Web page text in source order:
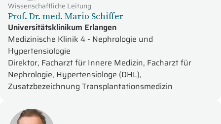
Wissenschaftliche Leitung
Prof. Dr. med. Mario Schiffer
Universitätsklinikum Erlangen
Medizinische Klinik 4 - Nephrologie und
Hypertensiologie
Direktor, Facharzt für Innere Medizin, Facharzt für
Nephrologie, Hypertensiologe (DHL),
Zusatzbezeichnung Transplantationsmedizin